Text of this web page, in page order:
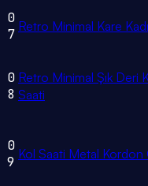
0
7 Retro Minimal Kare
0
8
Retro Minimal Şık Deri
Saati
0
9 Kol Saati Metal